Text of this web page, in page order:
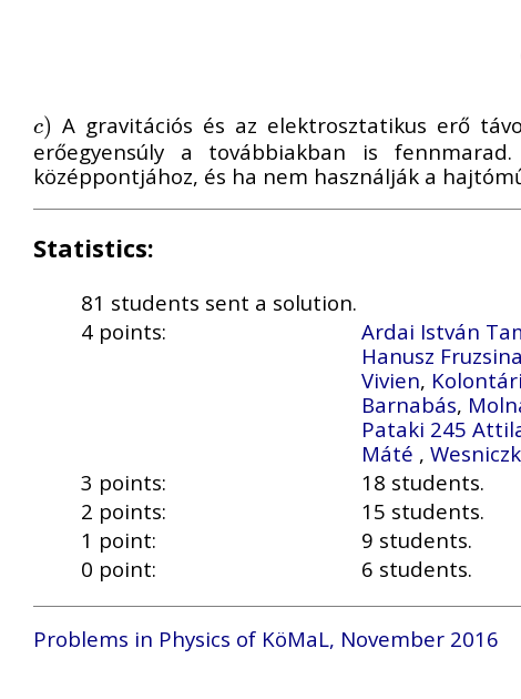
c)
c) A gravitációs és az elektrosztatikus erő
erőegyensúly a továbbiakban is
középpontjához, és ha nem használják a
Statistics:
81 students sent a solution.
4 points:
Ardai István
Hanusz Fruzsina
Vivien,
Barnabás,
Pataki 245
Máté ,
3 points:
18 students.
2 points:
15 students.
1 point:
9 students.
0 point:
6 students.
Problems in Physics of KöMaL, November 2016